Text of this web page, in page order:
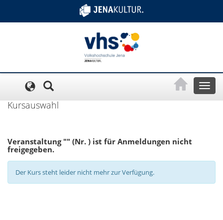
Toggle
Kursauswahl
Veranstaltung "" (Nr. ) ist für Anmeldungen nicht
freigegeben.
Der Kurs steht leider nicht mehr zur Verfügung.